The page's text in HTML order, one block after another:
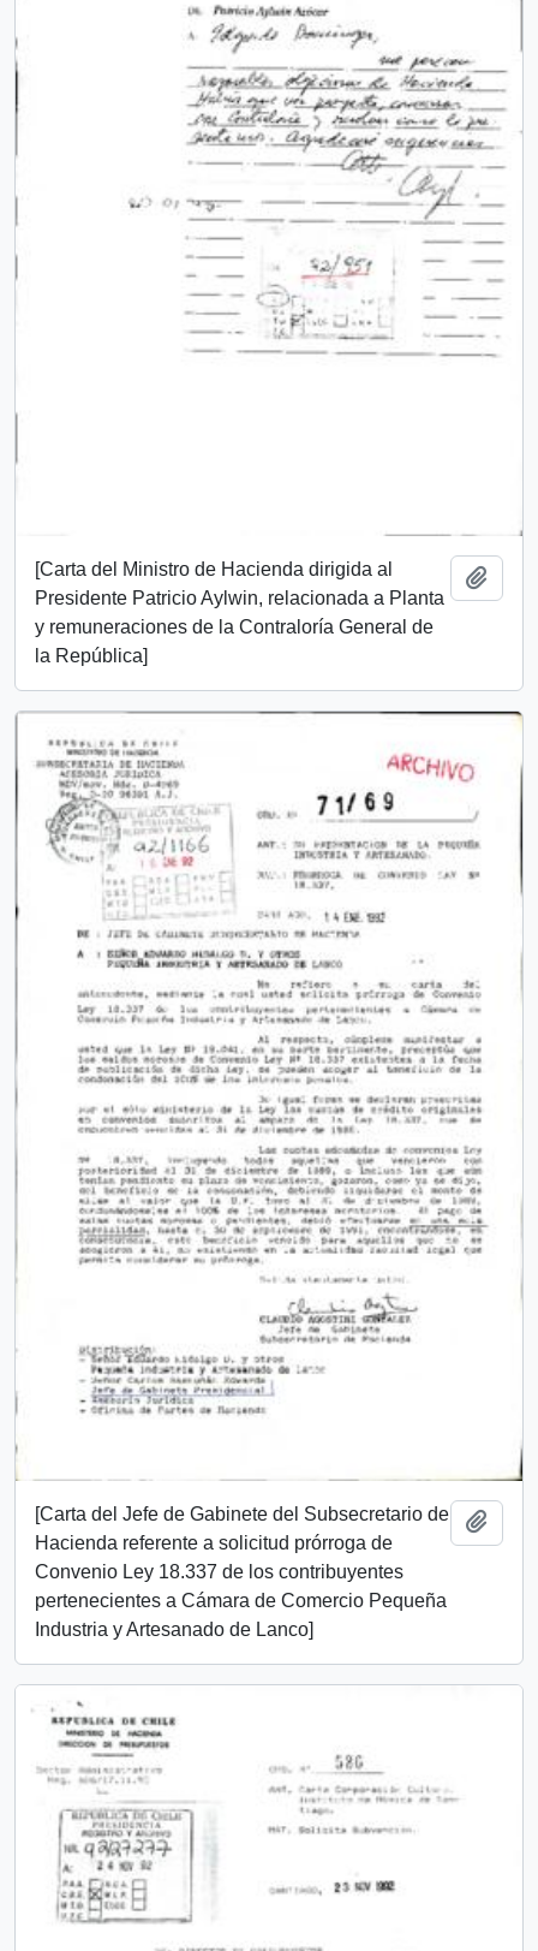
[Carta del Ministro de Hacienda dirigida al
Presidente Patricio Aylwin, relacionada a Planta
y remuneraciones de la Contraloría General de
la República]
[Carta del Jefe de Gabinete del Subsecretario de
Hacienda referente a solicitud prórroga de
Convenio Ley 18.337 de los contribuyentes
pertenecientes a Cámara de Comercio Pequeña
Industria y Artesanado de Lanco]